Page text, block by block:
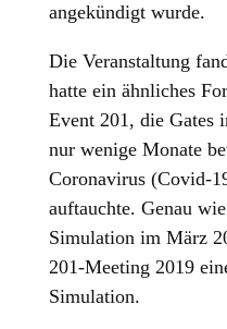
angekündigt wurde.
Die Veranstaltung
hatte ein ähnliches
Event 201, die Gates
nur wenige Monate
Coronavirus (Covid-
auftauchte. Genau
Simulation im März
201-Meeting 2019
Simulation.